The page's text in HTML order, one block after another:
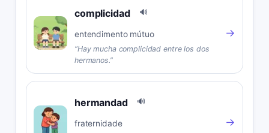
complicidad 🔊
entendimento mútuo
“Hay mucha complicidad entre los dos
hermanos.”
→
hermandad 🔊
fraternidade →